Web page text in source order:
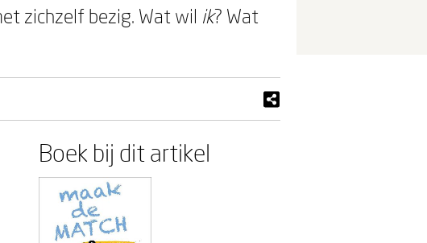
zichzelf bezig. Wat wil ik? Wat
Boek bij dit artikel